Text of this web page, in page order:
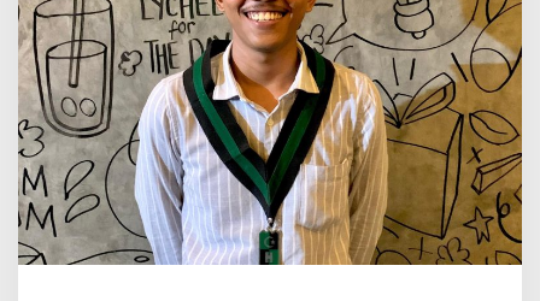
l
i
P
e
a
y
a
n
a
n